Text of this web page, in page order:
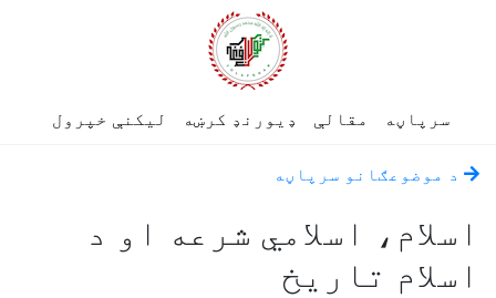
سرپاڼه مقالې ډیورنډ کرښه لیکنې خپرول
د موضوعګانو سرپاڼه
اسلام، اسلامي شرعه او د
اسلام تاریخ